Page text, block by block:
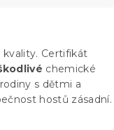
kvality. Certifikát
chemické
s dětmi a
hostů zásadní.